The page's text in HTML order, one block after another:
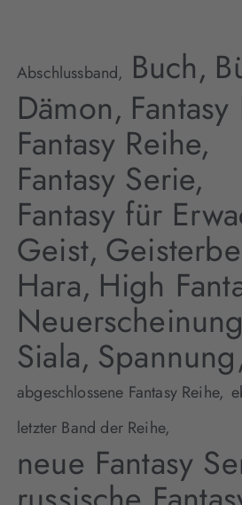
Abschlussband, Buch,
Dämon,
Fantasy Reihe,
Fantasy Serie,
Fantasy für
Geist,
Hara, High
Siala,
abgeschlossene Fantasy Reihe,
letzter Band der Reihe,
neue Fantasy